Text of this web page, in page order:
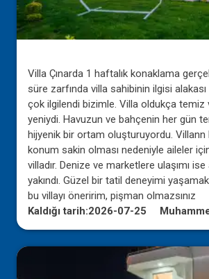
Villa Çınarda 1 haftalık konaklama
süre zarfında villa sahibinin ilgisi
çok ilgilendi bizimle. Villa oldukça temiz
yeniydi. Havuzun ve bahçenin her gün
hijyenik bir ortam oluşturuyordu. Villann
konum sakin olması nedeniyle aileler
villadır. Denize ve marketlere ulaşımı
yakındı. Güzel bir tatil deneyimi
bu villayı öneririm, pişman olmazsınız
Kaldığı tarih:2026-07-25